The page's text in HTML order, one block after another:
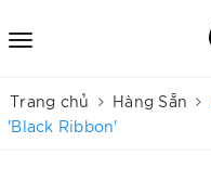
Trang chủ Hàng Sẵn
'Black Ribbon'